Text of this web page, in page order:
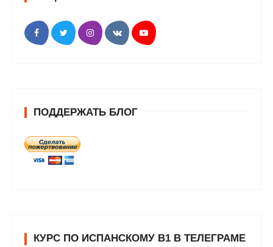
ПОДДЕРЖАТЬ БЛОГ
КУРС ПО ИСПАНСКОМУ В1 В ТЕЛЕГРАМЕ